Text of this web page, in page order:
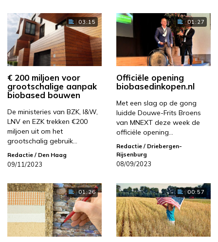
03:15
€ 200 miljoen voor
grootschalige aanpak
biobased bouwen
De ministeries van BZK, I&W,
LNV en EZK trekken €200
miljoen uit om het
grootschalig gebruik…
Redactie / Den Haag
09/11/2023
01:27
Officiële opening
biobasedinkopen.nl
Met een slag op de gong
luidde Douwe-Frits Broens
van MNEXT deze week de
officiële opening…
Redactie / Driebergen-
Rijsenburg
08/09/2023
01:26 00:57